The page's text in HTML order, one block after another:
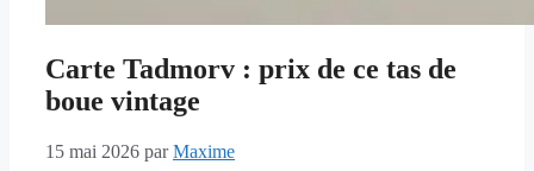
Carte Tadmorv : prix de ce tas de
boue vintage
15 mai 2026 parMaxime